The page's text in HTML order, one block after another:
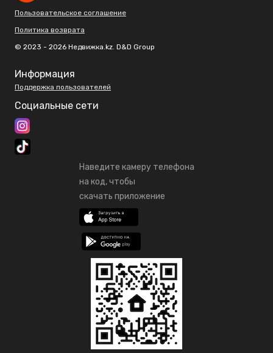
Пользовательское соглашение
Политика возврата
© 2023 - 2026 Недвижка.kz. D&D Group
Информация
Поддержка пользователей
Социальные сети
Наведите камеру телефона
на код, чтобы
скачать приложение